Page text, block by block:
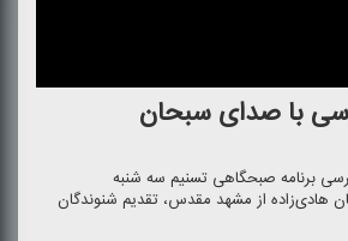
با صدای سبحان
برنامه صبحگاهی تسنیم سه شنبه
سبحان هادی‌زاده از‌ مشهد مقدس، تقدیم شنوندگان